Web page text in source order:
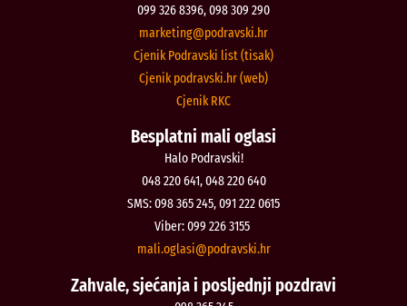
099 326 8396, 098 309 290
rh.iksvardop
@gnitekram
Cjenik Podravski list (tisak)
Cjenik podravski.hr (web)
Cjenik RKC
Besplatni mali oglasi
Halo Podravski!
048 220 641, 048 220 640
SMS: 098 365 245, 091 222 0615
Viber: 099 226 3155
rh.iksvardop
@isalgo.ilam
Zahvale, sjećanja i posljednji pozdravi